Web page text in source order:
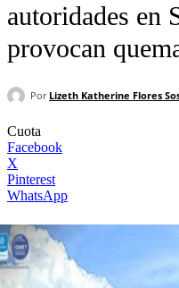
autoridades en
provocan
Por Lizeth Katherine Flores
Cuota
Facebook
X
Pinterest
WhatsApp